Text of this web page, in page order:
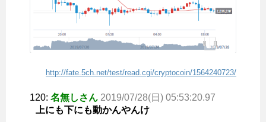
http://fate.5ch.net/test/read.cgi/cryptocoin/1564240723/
120: 名無しさん 2019/07/28(日) 05:53:20.97
上にも下にも動かんやんけ